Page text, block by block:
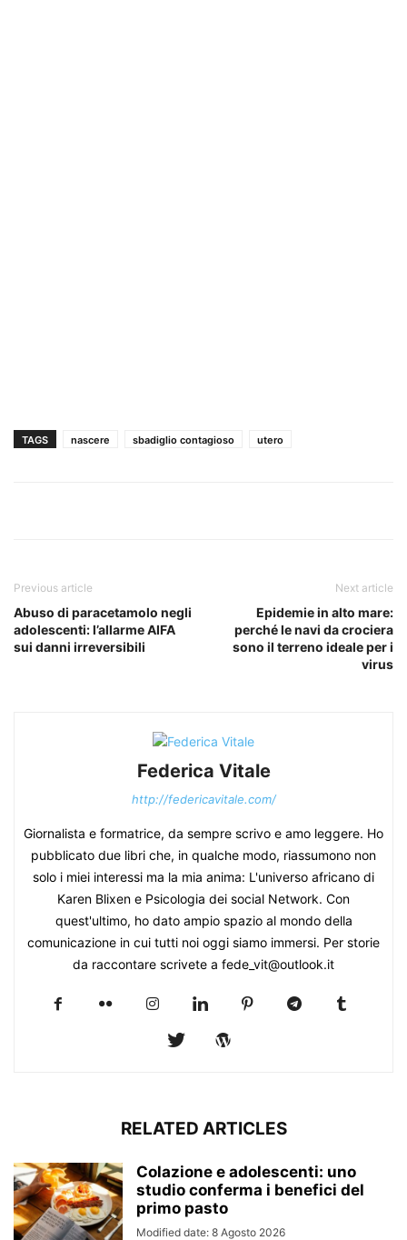
TAGS nascere sbadiglio contagioso utero
Previous article
Abuso di paracetamolo negli
adolescenti: l’allarme AIFA
sui danni irreversibili
Next article
Epidemie in alto mare:
perché le navi da crociera
sono il terreno ideale per i
virus
Federica Vitale
http://federicavitale.com/
Giornalista e formatrice, da sempre scrivo e amo leggere. Ho
pubblicato due libri che, in qualche modo, riassumono non
solo i miei interessi ma la mia anima: L'universo africano di
Karen Blixen e Psicologia dei social Network. Con
quest'ultimo, ho dato ampio spazio al mondo della
comunicazione in cui tutti noi oggi siamo immersi. Per storie
da raccontare scrivete a fede_vit@outlook.it
RELATED ARTICLES
Colazione e adolescenti: uno
studio conferma i benefici del
primo pasto
Modified date: 8 Agosto 2026